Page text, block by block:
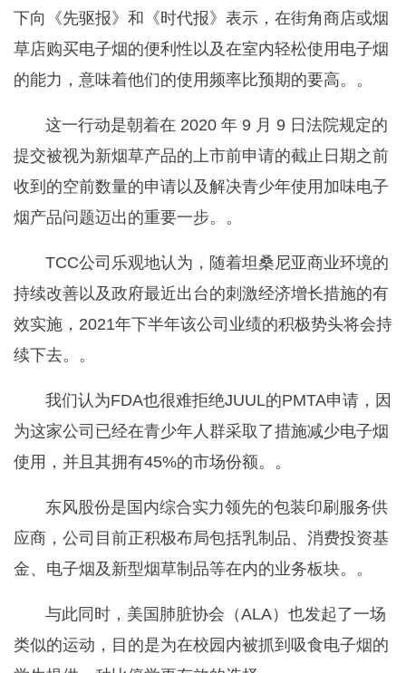
下向《先驱报》和《时代报》表示，在街角商店或烟
草店购买电子烟的便利性以及在室内轻松使用电子烟
的能力，意味着他们的使用频率比预期的要高。。
这一行动是朝着在 2020 年 9 月 9 日法院规定的
提交被视为新烟草产品的上市前申请的截止日期之前
收到的空前数量的申请以及解决青少年使用加味电子
烟产品问题迈出的重要一步。。
TCC公司乐观地认为，随着坦桑尼亚商业环境的
持续改善以及政府最近出台的刺激经济增长措施的有
效实施，2021年下半年该公司业绩的积极势头将会持
续下去。。
我们认为FDA也很难拒绝JUUL的PMTA申请，因
为这家公司已经在青少年人群采取了措施减少电子烟
使用，并且其拥有45%的市场份额。。
东风股份是国内综合实力领先的包装印刷服务供
应商，公司目前正积极布局包括乳制品、消费投资基
金、电子烟及新型烟草制品等在内的业务板块。。
与此同时，美国肺脏协会（ALA）也发起了一场
类似的运动，目的是为在校园内被抓到吸食电子烟的